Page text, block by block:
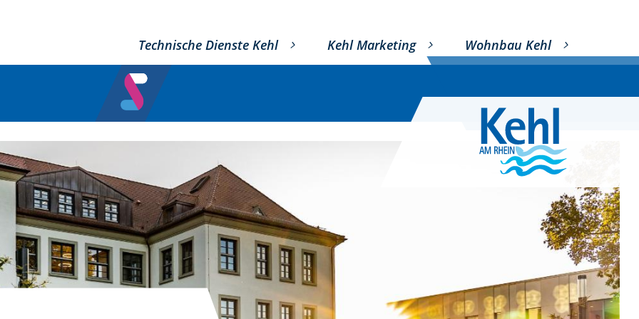
Technische Dienste Kehl Kehl Marketing Wohnbau Kehl